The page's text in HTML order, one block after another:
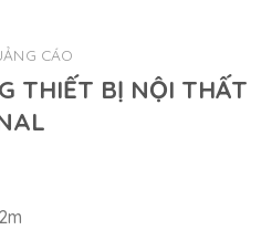
CÁO
THIẾT BỊ NỘI THẤT